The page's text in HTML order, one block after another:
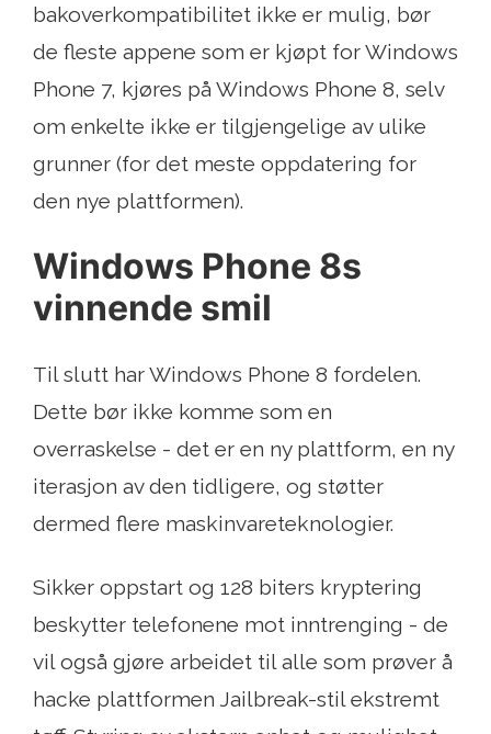
bakoverkompatibilitet ikke er mulig, bør
de fleste appene som er kjøpt for Windows
Phone 7, kjøres på Windows Phone 8, selv
om enkelte ikke er tilgjengelige av ulike
grunner (for det meste oppdatering for
den nye plattformen).
Windows Phone 8s
vinnende smil
Til slutt har Windows Phone 8 fordelen.
Dette bør ikke komme som en
overraskelse - det er en ny plattform, en ny
iterasjon av den tidligere, og støtter
dermed flere maskinvareteknologier.
Sikker oppstart og 128 biters kryptering
beskytter telefonene mot inntrenging - de
vil også gjøre arbeidet til alle som prøver å
hacke plattformen Jailbreak-stil ekstremt